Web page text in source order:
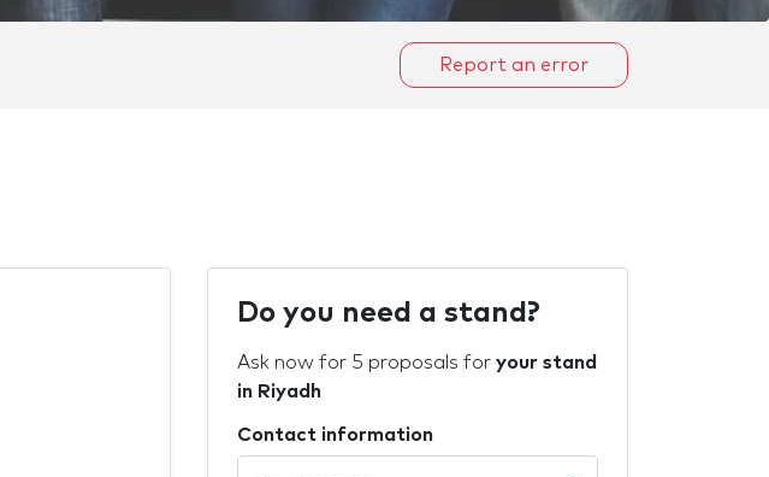
Report an error
Do you need a stand?
Ask now for 5 proposals for your stand
in Riyadh
Contact information